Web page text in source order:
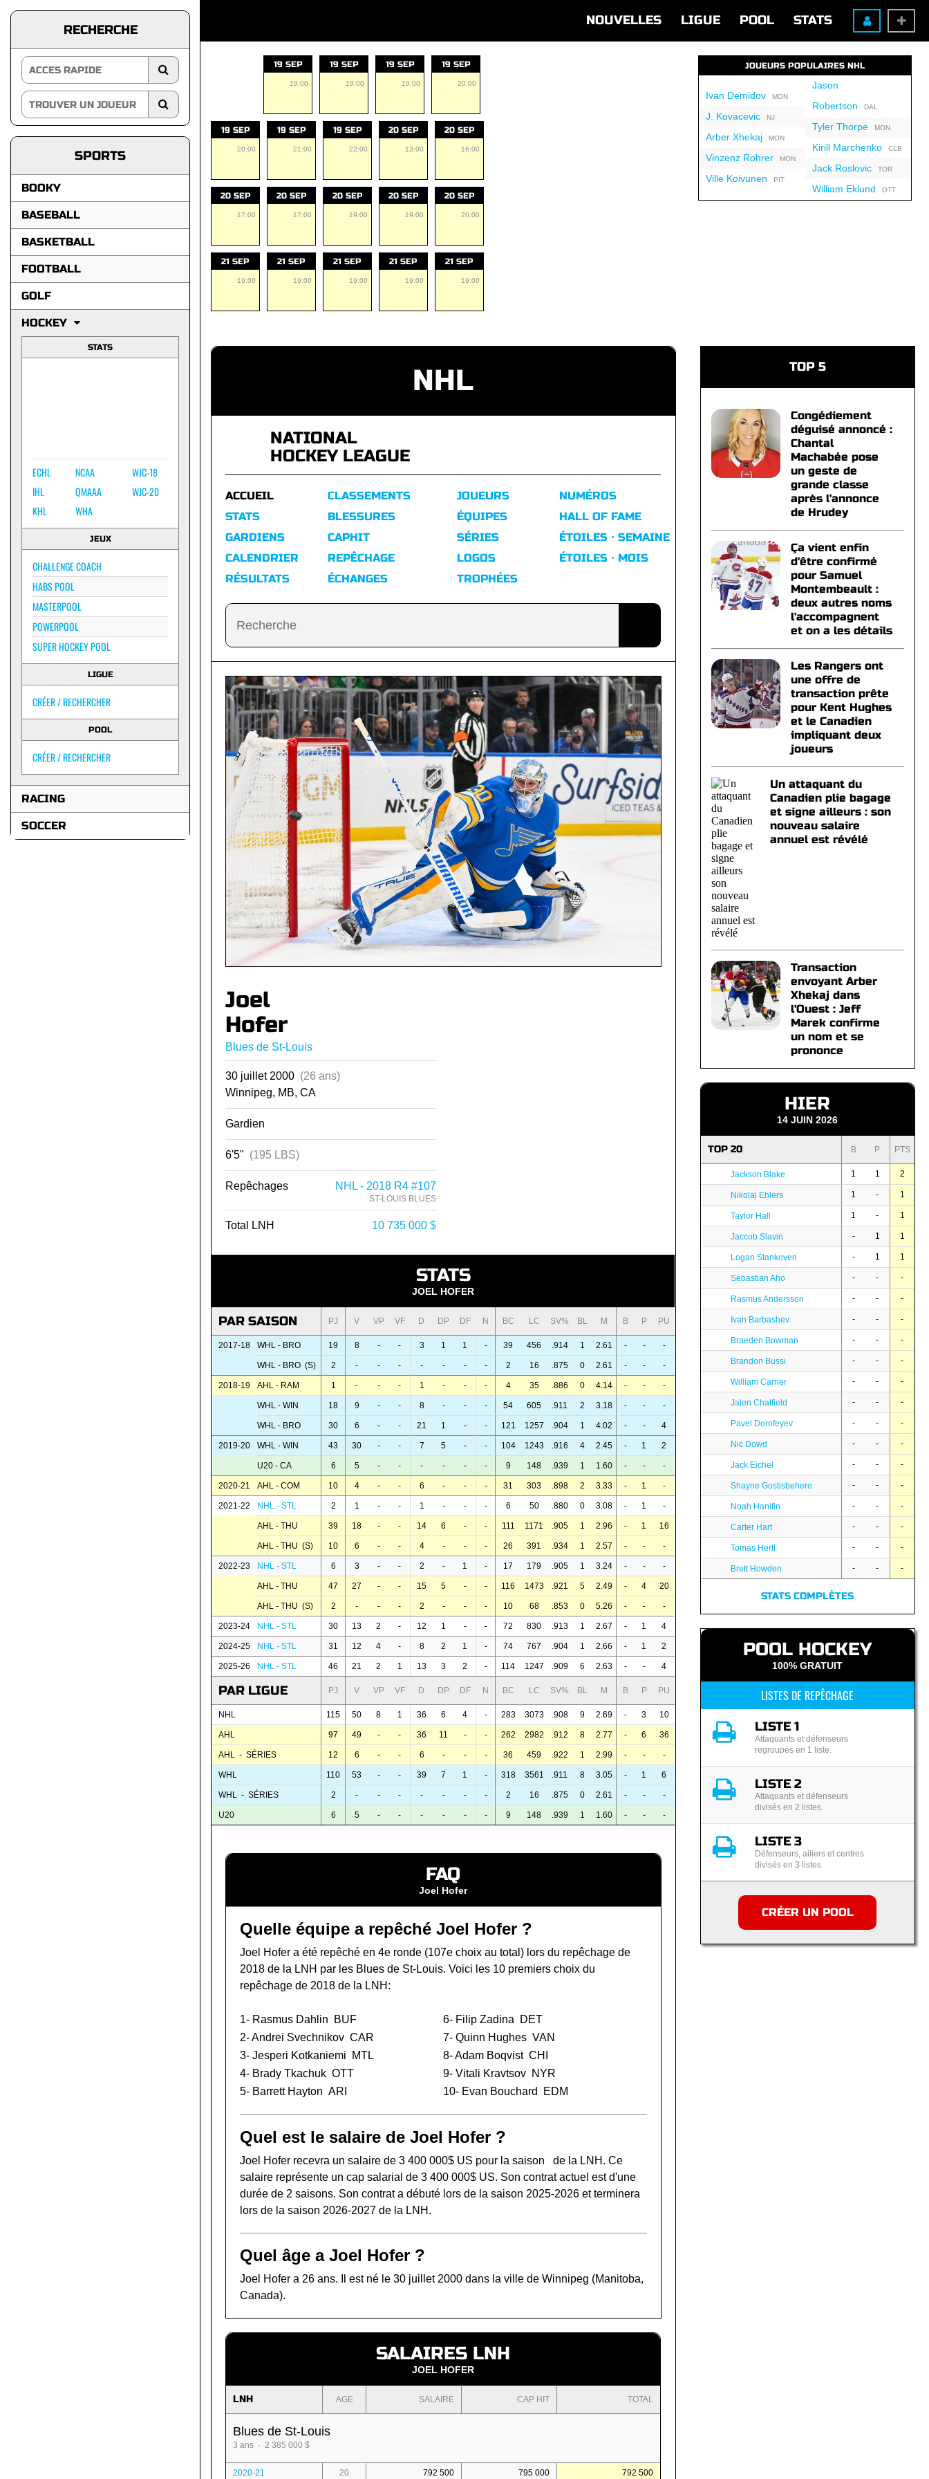
NOUVELLES LIGUE POOL STATS
RECHERCHE
SPORTS
BOOKY
BASEBALL
BASKETBALL
FOOTBALL
GOLF
HOCKEY
STATS
ECHL
IHL
KHL
NCAA
QMAAA
WHA
WJC-18
WJC-20
JEUX
CHALLENGE COACH
HABS POOL
MASTERPOOL
POWERPOOL
SUPER HOCKEY POOL
LIGUE
CRÉER / RECHERCHER
POOL
CRÉER / RECHERCHER
RACING
SOCCER
19 SEP
19:00
19 SEP
19:00
19 SEP
19:00
19 SEP
20:00
19 SEP
20:00
19 SEP
21:00
19 SEP
22:00
20 SEP
13:00
20 SEP
16:00
20 SEP
17:00
20 SEP
17:00
20 SEP
19:00
20 SEP
19:00
20 SEP
20:00
21 SEP
19:00
21 SEP
19:00
21 SEP
19:00
21 SEP
19:00
21 SEP
19:00
JOUEURS POPULAIRES NHL
Ivan DemidovMON
J. KovacevicNJ
Arber XhekajMON
Vinzenz RohrerMON
Ville Koivunen PIT
Jason
Robertson DAL
Tyler ThorpeMON
Kirill MarchenkoCLB
Jack RoslovicTOR
William Eklund OTT
NHL
NATIONAL
HOCKEY LEAGUE
ACCUEIL
STATS
GARDIENS
CALENDRIER
RÉSULTATS
CLASSEMENTS
BLESSURES
CAPHIT
REPÊCHAGE
ÉCHANGES
JOUEURS
ÉQUIPES
SÉRIES
LOGOS
TROPHÉES
NUMÉROS
HALL OF FAME
ÉTOILES · SEMAINE
ÉTOILES · MOIS
Joel
Hofer
Blues de St-Louis
30 juillet 2000 (26 ans)
Winnipeg, MB, CA
Gardien
6'5" (195 LBS)
Repêchages NHL - 2018 R4 #107
ST-LOUIS BLUES
Total LNH 10 735 000 $
STATS
JOEL HOFER
PAR SAISON PJ V VP VF D DP DF N BC LC SV% BL M B P PU
2017-18 WHL - BRO 19 8 - - 3 1 1 - 39 456 .914 1 2.61 - - -
WHL - BRO (S) 2 - - - - - - - 2 16 .875 0 2.61 - - -
2018-19 AHL - RAM 1 - - - 1 - - - 4 35 .886 0 4.14 - - -
WHL - WIN 18 9 - - 8 - - - 54 605 .911 2 3.18 - - -
WHL - BRO 30 6 - - 21 1 - - 121 1257 .904 1 4.02 - - 4
2019-20 WHL - WIN 43 30 - - 7 5 - - 104 1243 .916 4 2.45 - 1 2
U20 - CA 6 5 - - - - - - 9 148 .939 1 1.60 - - -
2020-21 AHL - COM 10 4 - - 6 - - - 31 303 .898 2 3.33 - 1 -
2021-22 NHL - STL 2 1 - - 1 - - - 6 50 .880 0 3.08 - 1 -
AHL - THU 39 18 - - 14 6 - - 111 1171 .905 1 2.96 - 1 16
AHL - THU (S) 10 6 - - 4 - - - 26 391 .934 1 2.57 - - -
2022-23 NHL - STL 6 3 - - 2 - 1 - 17 179 .905 1 3.24 - - -
AHL - THU 47 27 - - 15 5 - - 116 1473 .921 5 2.49 - 4 20
AHL - THU (S) 2 - - - 2 - - - 10 68 .853 0 5.26 - - -
2023-24 NHL - STL 30 13 2 - 12 1 - - 72 830 .913 1 2.67 - 1 4
2024-25 NHL - STL 31 12 4 - 8 2 1 - 74 767 .904 1 2.66 - 1 2
2025-26 NHL - STL 46 21 2 1 13 3 2 - 114 1247 .909 6 2.63 - - 4
PAR LIGUE PJ V VP VF D DP DF N BC LC SV% BL M B P PU
NHL 115 50 8 1 36 6 4 - 283 3073 .908 9 2.69 - 3 10
AHL 97 49 - - 36 11 - - 262 2982 .912 8 2.77 - 6 36
AHL - SÉRIES 12 6 - - 6 - - - 36 459 .922 1 2.99 - - -
WHL 110 53 - - 39 7 1 - 318 3561 .911 8 3.05 - 1 6
WHL - SÉRIES 2 - - - - - - - 2 16 .875 0 2.61 - - -
U20 6 5 - - - - - - 9 148 .939 1 1.60 - - -
FAQ
Joel Hofer
Quelle équipe a repêché Joel Hofer ?
Joel Hofer a été repêché en 4e ronde (107e choix au total) lors du repêchage de
2018 de la LNH par les Blues de St-Louis. Voici les 10 premiers choix du
repêchage de 2018 de la LNH:
1- Rasmus Dahlin
BUF
2-Andrei Svechnikov CAR
3- Jesperi Kotkaniemi
MTL
4- Brady Tkachuk OTT
5- Barrett Hayton ARI
6- Filip Zadina
DET
7-Quinn Hughes VAN
8-Adam Boqvist CHI
9-Vitali Kravtsov NYR
10- Evan Bouchard EDM
Quel est le salaire de Joel Hofer ?
Joel Hofer recevra un salaire de 3 400 000$ US pour la saison de la LNH. Ce
salaire représente un cap salarial de 3 400 000$ US. Son contrat actuel est d'une
durée de 2 saisons. Son contrat a débuté lors de la saison 2025-2026 et terminera
lors de la saison 2026-2027 de la LNH.
Quel âge a Joel Hofer ?
Joel Hofer a 26 ans. Il est né le 30 juillet 2000 dans la ville de Winnipeg (Manitoba,
Canada).
SALAIRES LNH
JOEL HOFER
LNH AGE SALAIRE CAP HIT TOTAL
Blues de St-Louis
3 ans · 2 385 000 $
2020-21 20 792 500 795 000 792 500
TOP 5
Congédiement
déguisé annoncé :
Chantal
Machabée pose
un geste de
grande classe
après l'annonce
de Hrudey
Ça vient enfin
d'être confirmé
pour Samuel
Montembeault :
deux autres noms
l'accompagnent
et on a les détails
Les Rangers ont
une offre de
transaction prête
pour Kent Hughes
et le Canadien
impliquant deux
joueurs
Un attaquant du
Canadien plie bagage
et signe ailleurs : son
nouveau salaire
annuel est révélé
Transaction
envoyant Arber
Xhekaj dans
l'Ouest : Jeff
Marek confirme
un nom et se
prononce
HIER
14 JUIN 2026
TOP 20 B P PTS
Jackson Blake 1 1 2
Nikolaj Ehlers 1 - 1
Taylor Hall 1 - 1
Jaccob Slavin - 1 1
Logan Stankoven - 1 1
Sebastian Aho - - -
Rasmus Andersson - - -
Ivan Barbashev - - -
Braeden Bowman - - -
Brandon Bussi - - -
William Carrier - - -
Jalen Chatfield - - -
Pavel Dorofeyev - - -
Nic Dowd - - -
Jack Eichel - - -
Shayne Gostisbehere - - -
Noah Hanifin - - -
Carter Hart - - -
Tomas Hertl - - -
Brett Howden - - -
STATS COMPLÈTES
POOL HOCKEY
100% GRATUIT
LISTES DE REPÊCHAGE
LISTE 1
Attaquants et défenseurs
regroupés en 1 liste.
LISTE 2
Attaquants et défenseurs
divisés en 2 listes.
LISTE 3
Défenseurs, ailiers et centres
divisés en 3 listes.
CRÉER UN POOL